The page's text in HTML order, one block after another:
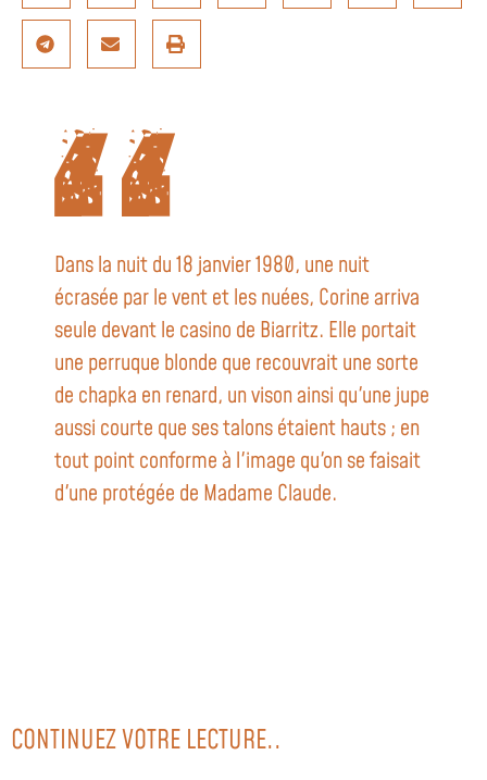
Dans la nuit du 18 janvier 1980, une nuit
écrasée par le vent et les nuées, Corine arriva
seule devant le casino de Biarritz. Elle portait
une perruque blonde que recouvrait une sorte
de chapka en renard, un vison ainsi qu'une jupe
aussi courte que ses talons étaient hauts ; en
tout point conforme à l'image qu'on se faisait
d'une protégée de Madame Claude.
CONTINUEZ VOTRE LECTURE..